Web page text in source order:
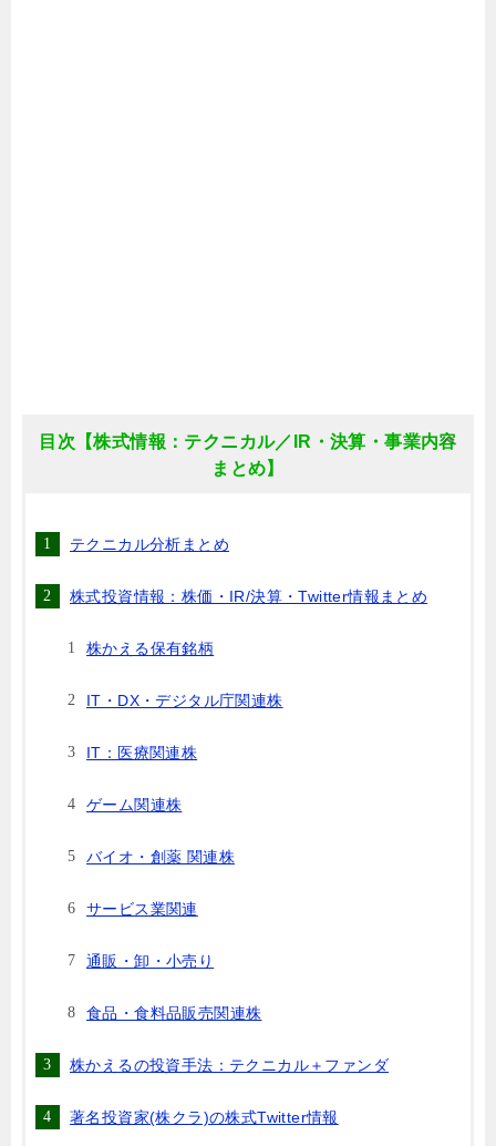
目次【株式情報：テクニカル／IR・決算・事業内容
まとめ】
テクニカル分析まとめ
株式投資情報：株価・IR/決算・Twitter情報まとめ
株かえる保有銘柄
IT・DX・デジタル庁関連株
IT：医療関連株
ゲーム関連株
バイオ・創薬 関連株
サービス業関連
通販・卸・小売り
食品・食料品販売関連株
株かえるの投資手法：テクニカル＋ファンダ
著名投資家(株クラ)の株式Twitter情報